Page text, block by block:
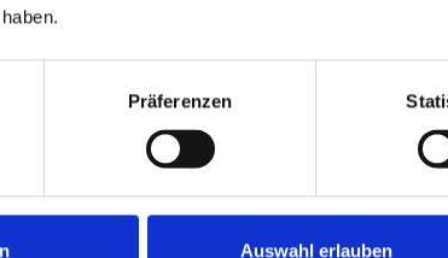
Präferenzen
Auswahl erlauben